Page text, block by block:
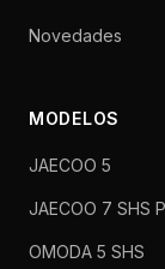
Novedades
MODELOS
JAECOO 5
JAECOO 7 SHS P
OMODA 5 SHS